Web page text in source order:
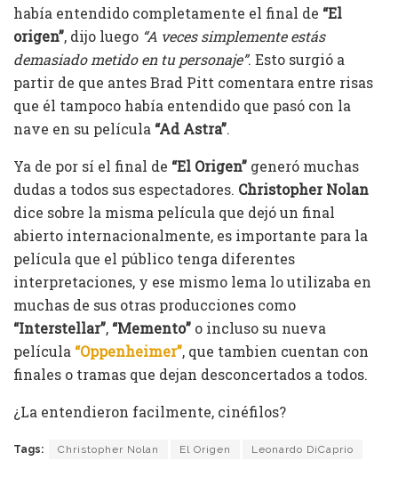
había entendido completamente el final de “El
origen”, dijo luego “A veces simplemente estás
demasiado metido en tu personaje”. Esto surgió a
partir de que antes Brad Pitt comentara entre risas
que él tampoco había entendido que pasó con la
nave en su película “Ad Astra”.
Ya de por sí el final de “El Origen” generó muchas
dudas a todos sus espectadores. Christopher Nolan
dice sobre la misma película que dejó un final
abierto internacionalmente, es importante para la
película que el público tenga diferentes
interpretaciones, y ese mismo lema lo utilizaba en
muchas de sus otras producciones como
“Interstellar”, “Memento” o incluso su nueva
película “Oppenheimer”, que tambien cuentan con
finales o tramas que dejan desconcertados a todos.
¿La entendieron facilmente, cinéfilos?
Tags: Christopher Nolan El Origen Leonardo DiCaprio